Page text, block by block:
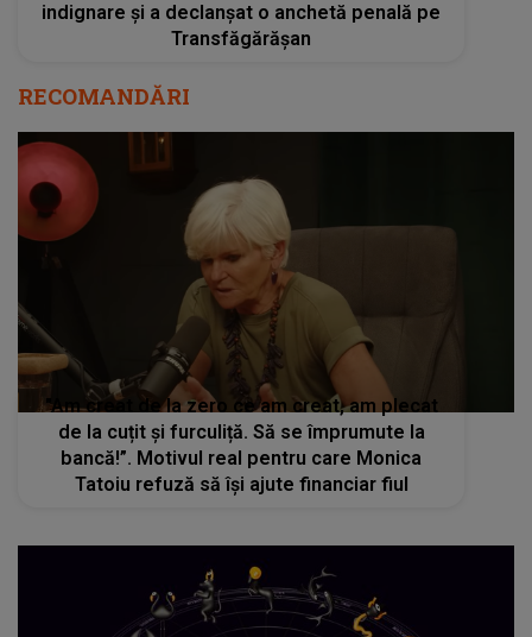
indignare și a declanșat o anchetă penală pe
Transfăgărășan
RECOMANDĂRI
"Am creat de la zero ce am creat, am plecat
de la cuțit și furculiță. Să se împrumute la
bancă!”. Motivul real pentru care Monica
Tatoiu refuză să își ajute financiar fiul